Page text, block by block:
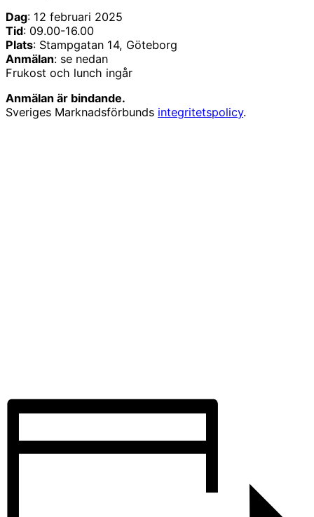
Dag: 12 februari 2025
Tid: 09.00-16.00
Plats: Stampgatan 14, Göteborg
Anmälan: se nedan
Frukost och lunch ingår
Anmälan är bindande.
Sveriges Marknadsförbunds integritetspolicy.